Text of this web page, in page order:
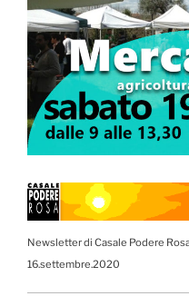
Newsletter di Casale Podere
16.settembre.2020